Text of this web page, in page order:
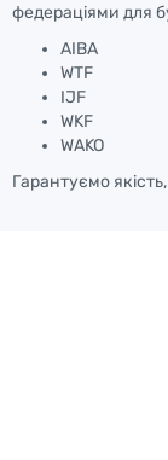
федераціями для
AIBA
WTF
IJF
WKF
WAKO
Гарантуємо